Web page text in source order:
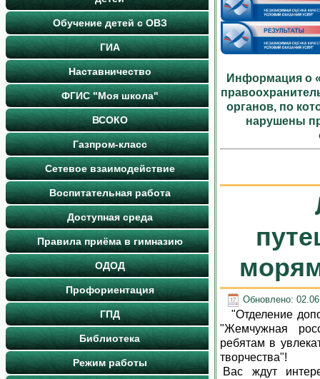
Обучение детей с ОВЗ
ГИА
Наставничество
ФГИС "Моя школа"
ВСОКО
Газпром-класс
Сетевое взаимодействие
Воспитательная работа
Доступная среда
Правила приёма в гимназию
ОДОД
Профориентация
ГПД
Библиотека
Режим работы
Информация о
органов, по
нарушены
Обновлено:
"Отделение
"Жемчужная
ребятам в
творчества"!
Вас ждут